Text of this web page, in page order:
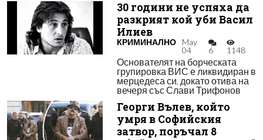
30 години не успяха да
разкрият кой уби Васил
Илиев
КРИМИНАЛНО
May
04
6 1148
Основателят на борческата
групировка ВИС е ликвидиран в
мерцедеса си, докато отива на
вечеря със Слави Трифонов
Георги Вълев, който
умря в Софийския
затвор, поръчал 8